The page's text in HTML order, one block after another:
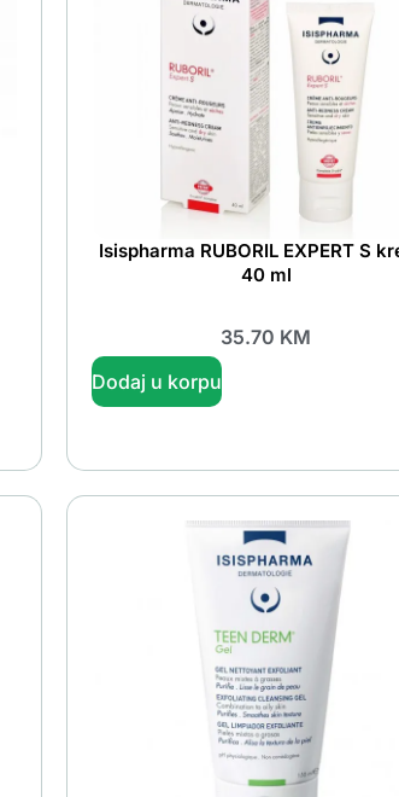
Isispharma RUBORIL EXPERT S
40 ml
35.70 KM
Dodaj u korpu